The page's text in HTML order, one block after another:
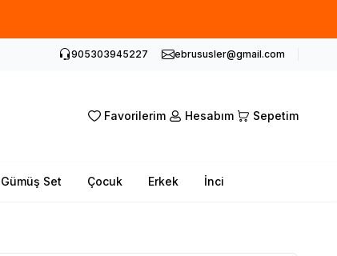
905303945227 ebrususler@gmail.com
Favorilerim Hesabım Sepetim
Gümüş Set Çocuk Erkek İnci